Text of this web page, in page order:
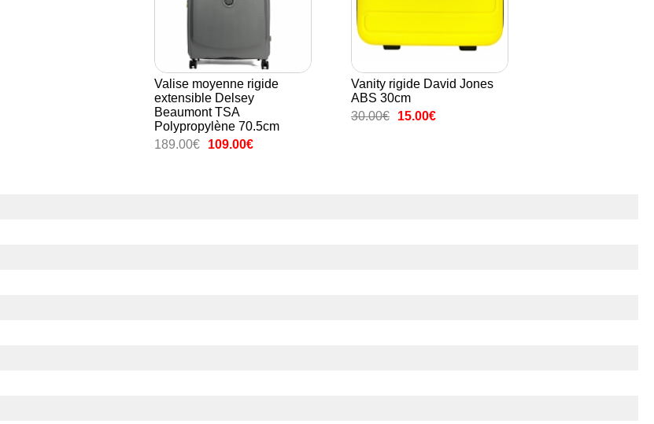
Valise moyenne rigide
extensible Delsey
Beaumont TSA
Polypropylène 70.5cm
189.00€
109.00€
Vanity rigide David Jones
ABS 30cm
30.00€
15.00€